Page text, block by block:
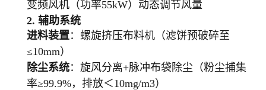
变频风机（功率55kW）动态调节风量
2. 辅助系统
进料装置：螺旋挤压布料机（滤饼预破碎至
≤10mm）
除尘系统：旋风分离+脉冲布袋除尘（粉尘捕集
率≥99.9%，排放＜10mg/m3）